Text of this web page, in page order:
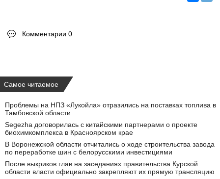
Комментарии 0
Самое читаемое
Проблемы на НПЗ «Лукойла» отразились на поставках топлива в
Тамбовской области
Segezha договорилась с китайскими партнерами о проекте
биохимкомплекса в Красноярском крае
В Воронежской области отчитались о ходе строительства завода
по переработке шин с белорусскими инвестициями
После выкриков глав на заседаниях правительства Курской
области власти официально закрепляют их прямую трансляцию